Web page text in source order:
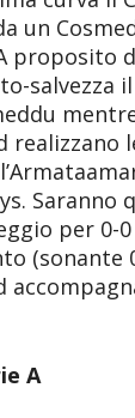
un
proposito
salvezza
realizzano
Saranno
per 0-
(sonante
A